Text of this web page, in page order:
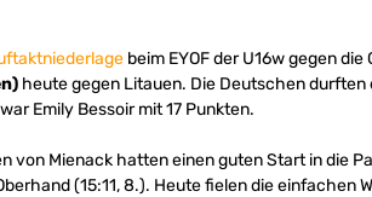
beim EYOF der U16w gegen
heute gegen Litauen. Die Deutschen durften
Emily Bessoir mit 17 Punkten.
von Mienack hatten einen guten Start in die
(15:11, 8.). Heute fielen die einfachen